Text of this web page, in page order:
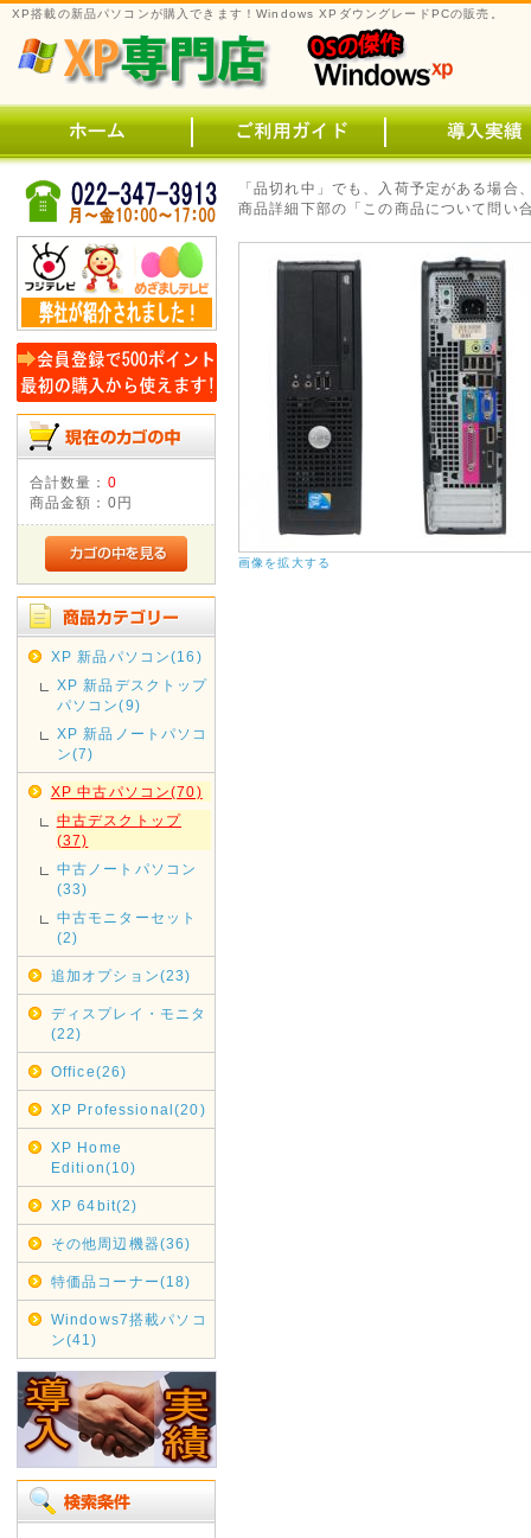
XP搭載の新品パソコンが購入できます！Windows XPダウングレードPCの販売。
合計数量： 0
商品金額： 0円
XP 新品パソコン(16)
XP 新品デスクトップ
パソコン(9)
XP 新品ノートパソコ
ン(7)
XP 中古パソコン(70)
中古デスクトップ
(37)
中古ノートパソコン
(33)
中古モニターセット
(2)
追加オプション(23)
ディスプレイ・モニタ
(22)
Office(26)
XP Professional(20)
XP Home
Edition(10)
XP 64bit(2)
その他周辺機器(36)
特価品コーナー(18)
Windows7搭載パソコ
ン(41)
「品切れ中」でも、入荷予定がある場
商品詳細下部の「この商品について問い
画像を拡大する